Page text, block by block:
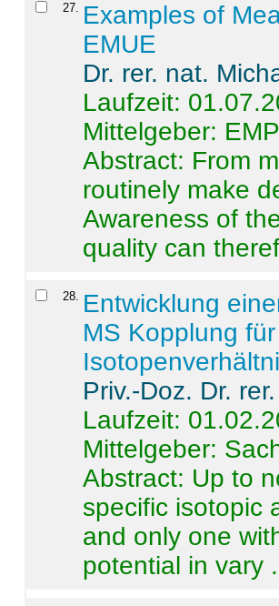
27. Examples of
EMUE
Dr. rer. nat.
Laufzeit:
Mittelgeber:
Abstract: From
routinely make
Awareness of
quality can
28. Entwicklung
MS Kopplung
Priv.-Doz. Dr.
Laufzeit:
Mittelgeber:
Abstract: Up to
specific isotopic
and only one
potential in vary